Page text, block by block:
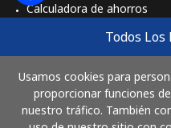
Todos Los
Usamos cookies para
proporcionar funciones
nuestro tráfico. También
Calculadora de ahorros
Cómo funciona